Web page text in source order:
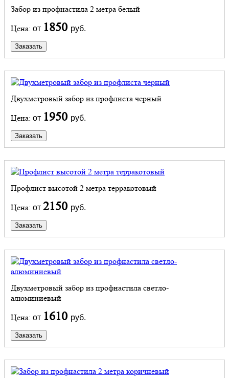
Забор из профнастила 2 метра белый
Цена: от 1850 руб.
Заказать
Двухметровый забор из профлиста черный
Цена: от 1950 руб.
Заказать
Профлист высотой 2 метра терракотовый
Цена: от 2150 руб.
Заказать
Двухметровый забор из профнастила светло-
алюминиевый
Цена: от 1610 руб.
Заказать